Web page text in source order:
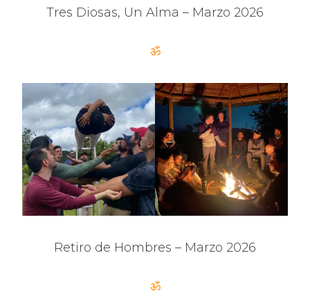
Tres Diosas, Un Alma – Marzo 2026
ॐ
Retiro de Hombres – Marzo 2026
ॐ